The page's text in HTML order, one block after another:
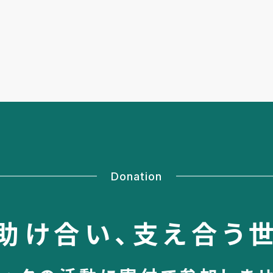
Donation
け合い、 支え合う